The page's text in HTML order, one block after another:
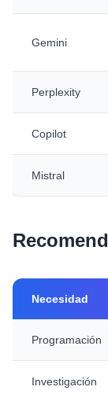
Gemini
Perplexity
Copilot
Mistral
Necesidad
Programación
Investigación